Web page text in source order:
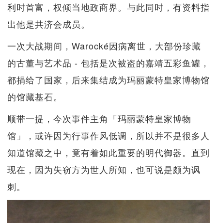
利时首富，权倾当地政商界。与此同时，有资料指
出他是共济会成员。
一次大战期间，Warocké因病离世，大部份珍藏
的古董与艺术品 - 包括是次被盗的嘉靖五彩鱼罐，
都捐给了国家，后来集结成为玛丽蒙特皇家博物馆
的馆藏基石。
顺带一提，今次事件主角「玛丽蒙特皇家博物
馆」，或许因为行事作风低调，所以并不是很多人
知道馆藏之中，竟有着如此重要的明代御器。直到
现在，因为失窃方为世人所知，也可说是颇为讽
刺。